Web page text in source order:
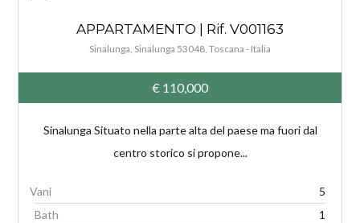
APPARTAMENTO | Rif. V001163
Sinalunga, Sinalunga 53048, Toscana - Italia
€ 110,000
Sinalunga Situato nella parte alta del paese ma fuori dal
centro storico si propone...
5
Bath
1